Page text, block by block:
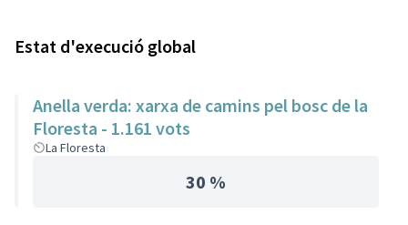
Estat d'execució global
Anella verda: xarxa de camins pel bosc de la
Floresta - 1.161 vots
La Floresta
30 %